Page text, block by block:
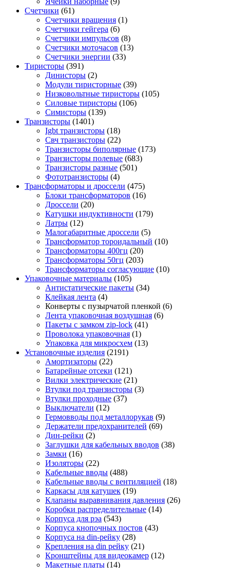
Счетчики (61)
Счетчики вращения (1)
Счетчики гейгера (6)
Счетчики импульсов (8)
Счетчики моточасов (13)
Счетчики энергии (33)
Тиристоры (391)
Динисторы (2)
Модули тиристорные (39)
Низковольтные тиристоры (105)
Силовые тиристоры (106)
Симисторы (139)
Транзисторы (1401)
Igbt транзисторы (18)
Свч транзисторы (22)
Транзисторы биполярные (173)
Транзисторы полевые (683)
Транзисторы разные (501)
Фототранзисторы (4)
Трансформаторы и дроссели (475)
Блоки трансформаторов (16)
Дроссели (20)
Катушки индуктивности (179)
Латры (12)
Малогабаритные дроссели (5)
Трансформатор тороидальный (10)
Трансформаторы 400гц (20)
Трансформаторы 50гц (203)
Трансформаторы согласующие (10)
Упаковочные материалы (105)
Антистатические пакеты (34)
Клейкая лента (4)
Конверты с пузырчатой пленкой (6)
Лента упаковочная воздушная (6)
Пакеты с замком zip-lock (41)
Проволока упаковочная (1)
Упаковка для микросхем (13)
Установочные изделия (2191)
Амортизаторы (22)
Батарейные отсеки (121)
Вилки электрические (21)
Втулки под транзисторы (3)
Втулки проходные (37)
Выключатели (12)
Гермовводы под металлорукав (9)
Держатели предохранителей (69)
Дин-рейки (2)
Заглушки для кабельных вводов (38)
Замки (16)
Изоляторы (22)
Кабельные вводы (488)
Кабельные вводы с вентиляцией (18)
Каркасы для катушек (19)
Клапаны выравнивания давления (26)
Коробки распределительные (14)
Корпуса для рэа (543)
Корпуса кнопочных постов (43)
Корпуса на din-рейку (28)
Крепления на din рейку (21)
Кронштейны для видеокамер (12)
Макетные платы (14)